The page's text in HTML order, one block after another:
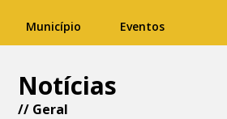
Município Eventos
Notícias
// Geral